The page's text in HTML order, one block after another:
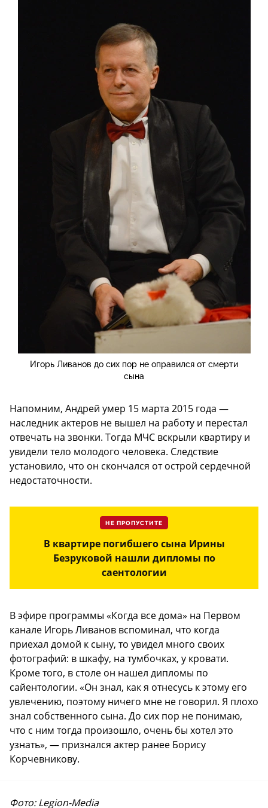
Игорь Ливанов до сих пор не оправился от смерти
сына
Напомним, Андрей умер 15 марта 2015 года —
наследник актеров не вышел на работу и перестал
отвечать на звонки. Тогда МЧС вскрыли квартиру и
увидели тело молодого человека. Следствие
установило, что он скончался от острой сердечной
недостаточности.
НЕ ПРОПУСТИТЕ
В квартире погибшего сына Ирины
Безруковой нашли дипломы по
саентологии
В эфире программы «Когда все дома» на Первом
канале Игорь Ливанов вспоминал, что когда
приехал домой к сыну, то увидел много своих
фотографий: в шкафу, на тумбочках, у кровати.
Кроме того, в столе он нашел дипломы по
сайентологии. «Он знал, как я отнесусь к этому его
увлечению, поэтому ничего мне не говорил. Я плохо
знал собственного сына. До сих пор не понимаю,
что с ним тогда произошло, очень бы хотел это
узнать», — признался актер ранее Борису
Корчевникову.
Фото: Legion-Media